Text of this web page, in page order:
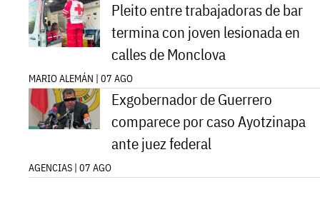
Pleito entre trabajadoras de bar
termina con joven lesionada en
calles de Monclova
MARIO ALEMÁN | 07 AGO
Exgobernador de Guerrero
comparece por caso Ayotzinapa
ante juez federal
AGENCIAS | 07 AGO